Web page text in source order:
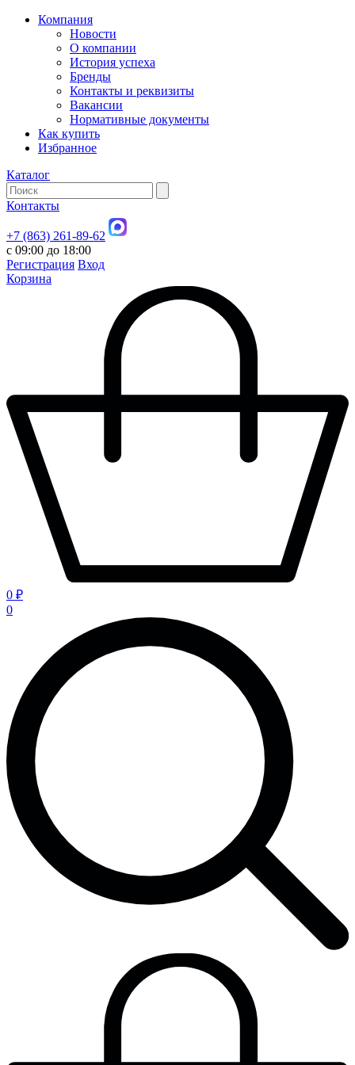
Компания
Новости
О компании
История успеха
Бренды
Контакты и реквизиты
Вакансии
Нормативные документы
Как купить
Избранное
Каталог
Контакты
+7 (863) 261-89-62
с 09:00 до 18:00
Регистрация Вход
Корзина
0 ₽
0